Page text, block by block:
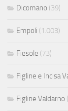
Dicomano (39)
Empoli (1.003)
Fiesole (73)
Figline e Incisa
Figline Valdarno